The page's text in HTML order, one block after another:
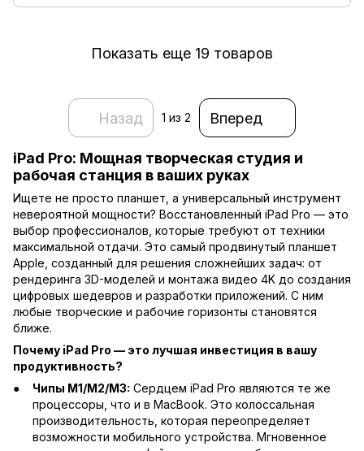
Показать еще 19 товаров
Назад 1 из 2 Вперед
iPad Pro: Мощная творческая студия и
рабочая станция в ваших руках
Ищете не просто планшет, а универсальный инструмент
невероятной мощности? Восстановленный iPad Pro — это
выбор профессионалов, которые требуют от техники
максимальной отдачи. Это самый продвинутый планшет
Apple, созданный для решения сложнейших задач: от
рендеринга 3D-моделей и монтажа видео 4K до создания
цифровых шедевров и разработки приложений. С ним
любые творческие и рабочие горизонты становятся
ближе.
Почему iPad Pro — это лучшая инвестиция в вашу
продуктивность?
Чипы M1/M2/M3: Сердцем iPad Pro являются те же
процессоры, что и в MacBook. Это колоссальная
производительность, которая переопределяет
возможности мобильного устройства. Мгновенное